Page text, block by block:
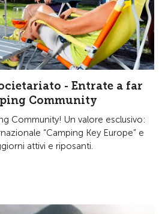
- Entrate a far
Community
Community! Un valore esclusivo:
“Camping Key Europe” e
attivi e riposanti.